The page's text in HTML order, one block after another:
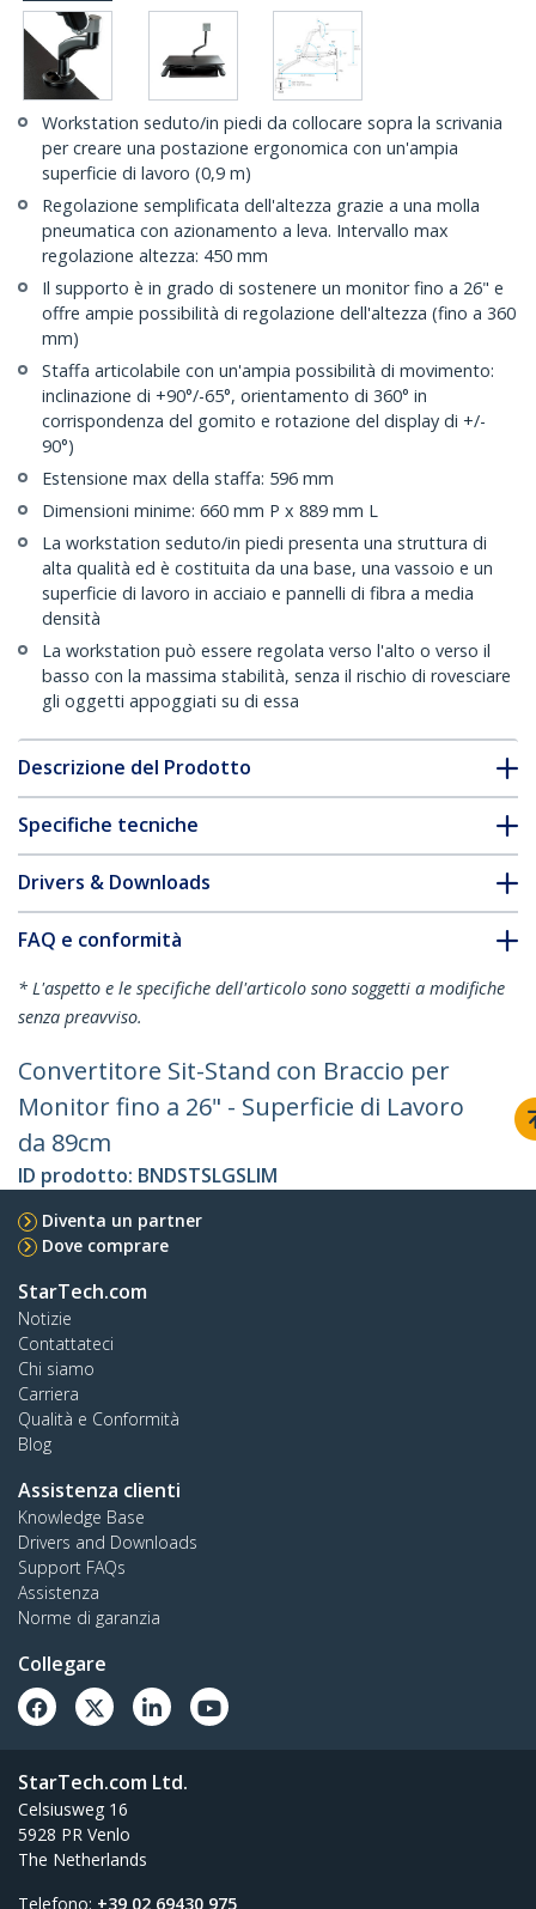
Workstation seduto/in piedi da collocare sopra la scrivania
per creare una postazione ergonomica con un'ampia
superficie di lavoro (0,9 m)
Regolazione semplificata dell'altezza grazie a una molla
pneumatica con azionamento a leva. Intervallo max
regolazione altezza: 450 mm
Il supporto è in grado di sostenere un monitor fino a 26" e
offre ampie possibilità di regolazione dell'altezza (fino a 360
mm)
Staffa articolabile con un'ampia possibilità di movimento:
inclinazione di +90°/-65°, orientamento di 360° in
corrispondenza del gomito e rotazione del display di +/-
90°)
Estensione max della staffa: 596 mm
Dimensioni minime: 660 mm P x 889 mm L
La workstation seduto/in piedi presenta una struttura di
alta qualità ed è costituita da una base, una vassoio e un
superficie di lavoro in acciaio e pannelli di fibra a media
densità
La workstation può essere regolata verso l'alto o verso il
basso con la massima stabilità, senza il rischio di rovesciare
gli oggetti appoggiati su di essa
Descrizione del Prodotto
Specifiche tecniche
Drivers & Downloads
FAQ e conformità
* L'aspetto e le specifiche dell'articolo sono soggetti a modifiche
senza preavviso.
Convertitore Sit-Stand con Braccio per
Monitor fino a 26" - Superficie di Lavoro
da 89cm
ID prodotto: BNDSTSLGSLIM
Diventa un partner
Dove comprare
StarTech.com
Notizie
Contattateci
Chi siamo
Carriera
Qualità e Conformità
Blog
Assistenza clienti
Knowledge Base
Drivers and Downloads
Support FAQs
Assistenza
Norme di garanzia
Collegare
StarTech.com Ltd.
Celsiusweg 16
5928 PR Venlo
The Netherlands
Telefono: +39 02 69430 975